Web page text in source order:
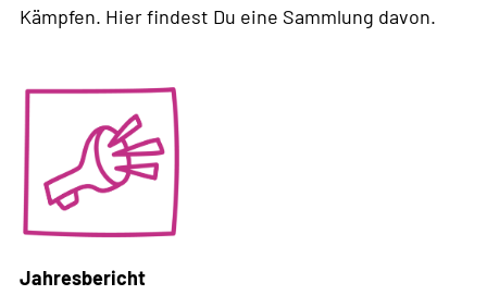
Kämpfen. Hier findest Du eine Sammlung davon.
über
Berichte
Jahresbericht